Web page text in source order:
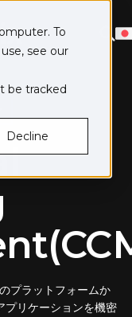
To
see our
be tracked
Decline
プラットフォームか
リケーションを機密